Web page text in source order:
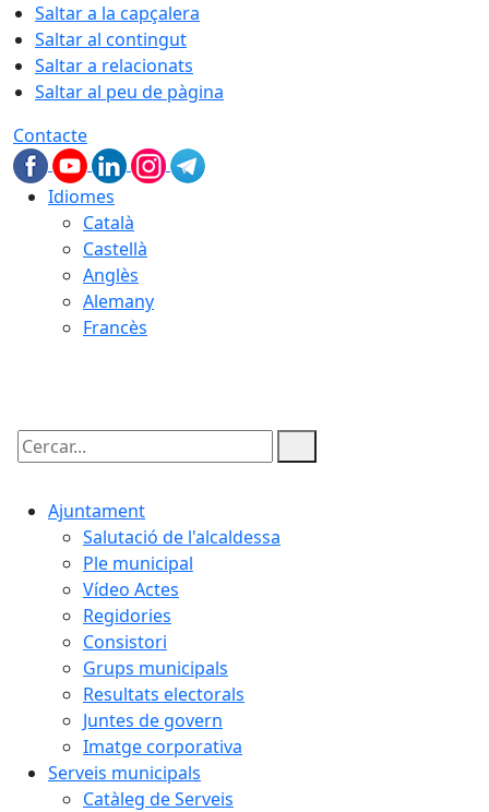
Saltar a la capçalera
Saltar al contingut
Saltar a relacionats
Saltar al peu de pàgina
Contacte
Idiomes
Català
Castellà
Anglès
Alemany
Francès
Cercar:
Ajuntament
Salutació de l'alcaldessa
Ple municipal
Vídeo Actes
Regidories
Consistori
Grups municipals
Resultats electorals
Juntes de govern
Imatge corporativa
Serveis municipals
Catàleg de Serveis